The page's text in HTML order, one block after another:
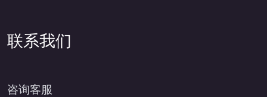
联系我们
咨询客服